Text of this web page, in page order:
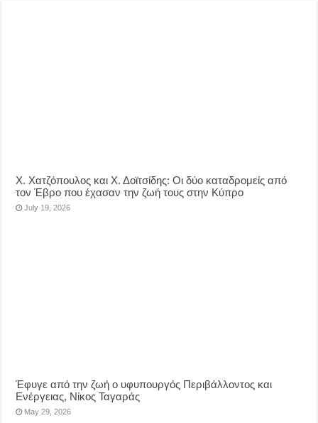
Χ. Χατζόπουλος και Χ. Δοϊτσίδης: Οι δύο καταδρομείς από
τον Έβρο που έχασαν την ζωή τους στην Κύπρο
July 19, 2026
Έφυγε από την ζωή ο υφυπουργός Περιβάλλοντος και
Ενέργειας, Νίκος Ταγαράς
May 29, 2026